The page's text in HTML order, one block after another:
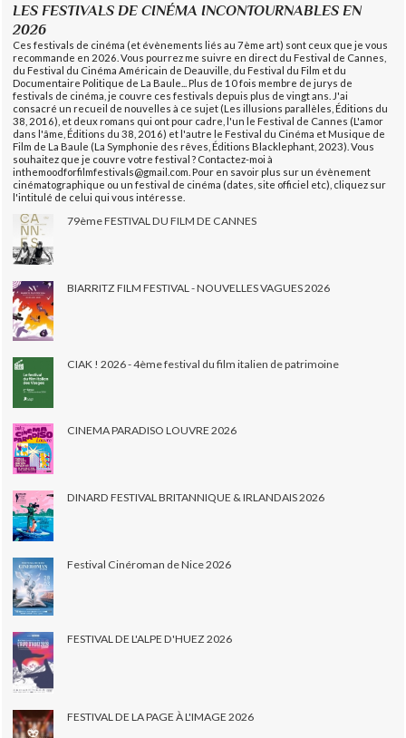
LES FESTIVALS DE CINÉMA INCONTOURNABLES EN
2026
Ces festivals de cinéma (et évènements liés au 7ème art) sont ceux que je vous
recommande en 2026. Vous pourrez me suivre en direct du Festival de Cannes,
du Festival du Cinéma Américain de Deauville, du Festival du Film et du
Documentaire Politique de La Baule... Plus de 10 fois membre de jurys de
festivals de cinéma, je couvre ces festivals depuis plus de vingt ans. J'ai
consacré un recueil de nouvelles à ce sujet (Les illusions parallèles, Éditions du
38, 2016), et deux romans qui ont pour cadre, l'un le Festival de Cannes (L'amor
dans l'âme, Éditions du 38, 2016) et l'autre le Festival du Cinéma et Musique de
Film de La Baule (La Symphonie des rêves, Éditions Blacklephant, 2023). Vous
souhaitez que je couvre votre festival ? Contactez-moi à
inthemoodforfilmfestivals@gmail.com. Pour en savoir plus sur un évènement
cinématographique ou un festival de cinéma (dates, site officiel etc), cliquez sur
l'intitulé de celui qui vous intéresse.
79ème FESTIVAL DU FILM DE CANNES
BIARRITZ FILM FESTIVAL - NOUVELLES VAGUES 2026
CIAK ! 2026 - 4ème festival du film italien de patrimoine
CINEMA PARADISO LOUVRE 2026
DINARD FESTIVAL BRITANNIQUE & IRLANDAIS 2026
Festival Cinéroman de Nice 2026
FESTIVAL DE L'ALPE D'HUEZ 2026
FESTIVAL DE LA PAGE À L'IMAGE 2026